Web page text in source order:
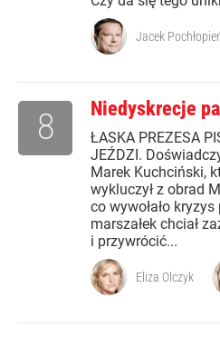
Jacek
Niedyskrecje
ŁASKA PREZESA
JEŹDZI.
Marek Kuchciński,
wykluczył z obrad
co wywołało
marszałek chciał
i przywrócić...
8
Eliza Olczyk